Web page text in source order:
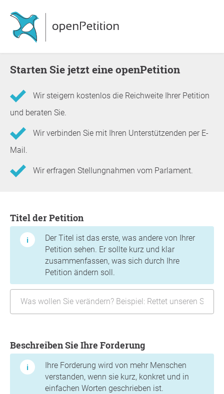
Starten Sie jetzt eine openPetition
Wir steigern kostenlos die Reichweite Ihrer Petition
und beraten Sie.
Wir verbinden Sie mit Ihren Unterstützenden per E-
Mail.
Wir erfragen Stellungnahmen vom Parlament.
Titel der Petition
Der Titel ist das erste, was andere von Ihrer
Petition sehen. Er sollte kurz und klar
zusammenfassen, was sich durch Ihre
Petition ändern soll.
Beschreiben Sie Ihre Forderung
Ihre Forderung wird von mehr Menschen
verstanden, wenn sie kurz, konkret und in
einfachen Worten geschrieben ist.